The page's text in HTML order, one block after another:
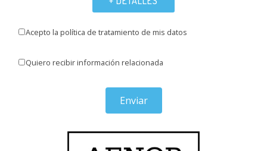
Acepto la política de tratamiento de mis datos
Quiero recibir información relacionada
Enviar